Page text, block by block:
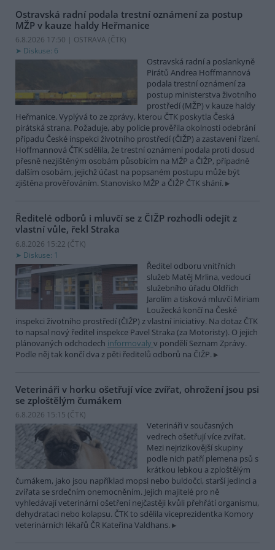
Ostravská radní podala trestní oznámení za postup
MŽP v kauze haldy Heřmanice
6.8.2026 17:50 | OSTRAVA (ČTK)
Diskuse: 6
Ostravská radní a poslankyně
Pirátů Andrea Hoffmannová
podala trestní oznámení za
postup ministerstva životního
prostředí (MŽP) v kauze haldy
Heřmanice. Vyplývá to ze zprávy, kterou ČTK poskytla Česká
pirátská strana. Požaduje, aby policie prověřila okolnosti odebrání
případu České inspekci životního prostředí (ČIŽP) a zastavení řízení.
Hoffmannová ČTK sdělila, že trestní oznámení podala proti dosud
přesně nezjištěným osobám působícím na MŽP a ČIŽP, případně
dalším osobám, jejichž účast na popsaném postupu může být
zjištěna prověřováním. Stanovisko MŽP a ČIŽP ČTK shání.
Ředitelé odborů i mluvčí se z ČIŽP rozhodli odejít z
vlastní vůle, řekl Straka
6.8.2026 15:22 (ČTK)
Diskuse: 1
Ředitel odboru vnitřních
služeb Matěj Mrlina, vedoucí
služebního úřadu Oldřich
Jarolím a tisková mluvčí Miriam
Loužecká končí na České
inspekci životního prostředí (ČIŽP) z vlastní iniciativy. Na dotaz ČTK
to napsal nový ředitel inspekce Pavel Straka (za Motoristy). O jejich
plánovaných odchodech informovaly v pondělí Seznam Zprávy.
Podle něj tak končí dva z pěti ředitelů odborů na ČIŽP.
Veterináři v horku ošetřují více zvířat, ohrožení jsou psi
se zploštělým čumákem
6.8.2026 15:15 (ČTK)
Veterináři v současných
vedrech ošetřují více zvířat.
Mezi nejrizikovější skupiny
podle nich patří plemena psů s
krátkou lebkou a zploštělým
čumákem, jako jsou například mopsi nebo buldočci, starší jedinci a
zvířata se srdečním onemocněním. Jejich majitelé pro ně
vyhledávají veterinární ošetření nejčastěji kvůli přehřátí organismu,
dehydrataci nebo kolapsu. ČTK to sdělila viceprezidentka Komory
veterinárních lékařů ČR Kateřina Valdhans.